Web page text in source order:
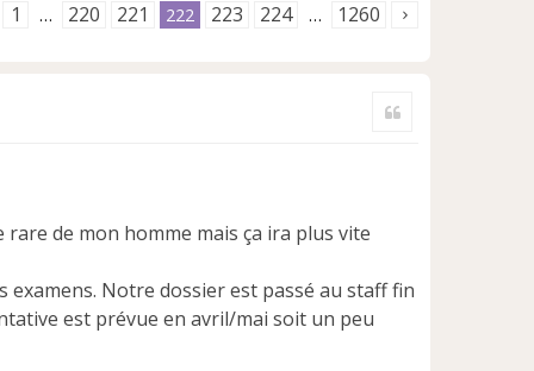
1 … 220 221 222 223 224 … 1260
de mon homme mais ça ira plus vite
Notre dossier est passé au staff fin
est prévue en avril/mai soit un peu